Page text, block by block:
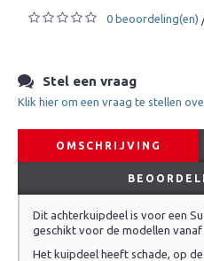
0 beoordeling(en)
Stel een vraag
Klik hier om een vraag te stellen
OMSCHRIJVING
Dit achterkuipdeel is voor een
geschikt voor de modellen vanaf
Het kuipdeel heeft schade, op